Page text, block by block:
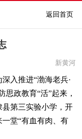
返回首页
新黄河
入推进“渤海老兵·
政教育“活”起来，
第三实验小学，开
堂“有血有肉、有